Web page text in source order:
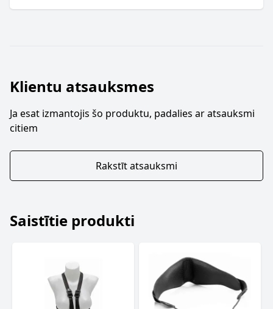
Klientu atsauksmes
Ja esat izmantojis šo produktu, padalies ar atsauksmi
citiem
Rakstīt atsauksmi
Saistītie produkti